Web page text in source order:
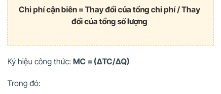
Chi phí cận biên = Thay đổi của tổng chi phí / Thay
đổi của tổng số lượng
Ký hiệu công thức: MC = (ΔTC/ΔQ)
Trong đó: